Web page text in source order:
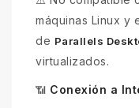
máquinas Linux y
de Parallels
virtualizados.
📶 Conexión a